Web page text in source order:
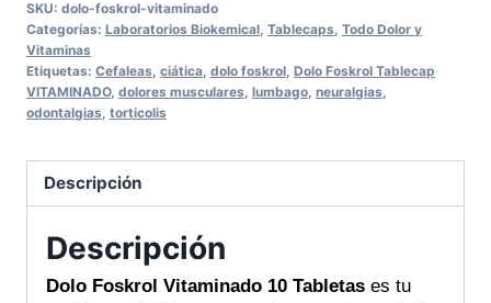
SKU: dolo-foskrol-vitaminado
Categorías: Laboratorios Biokemical, Tablecaps, Todo Dolor y
Vitaminas
Etiquetas: Cefaleas, ciática, dolo foskrol, Dolo Foskrol Tablecap
VITAMINADO, dolores musculares, lumbago, neuralgias,
odontalgias, torticolis
Descripción
Descripción
Dolo Foskrol Vitaminado 10 Tabletas es tu